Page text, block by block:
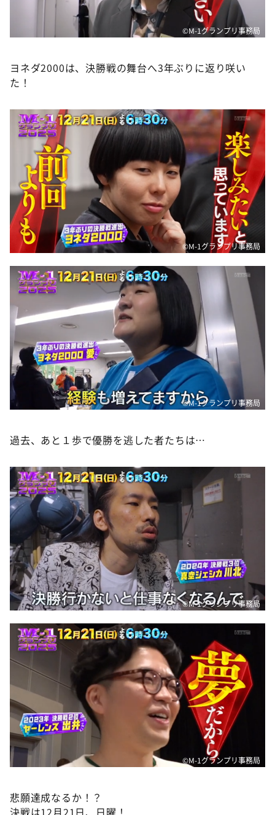
©M-1グランプリ事務局
ヨネダ2000は、決勝戦の舞台へ3年ぶりに返り咲い
た！
©M-1グランプリ事務局
©M-1グランプリ事務局
過去、あと１歩で優勝を逃した者たちは…
©M-1グランプリ事務局
©M-1グランプリ事務局
悲願達成なるか！？
決戦は12月21日、日曜！